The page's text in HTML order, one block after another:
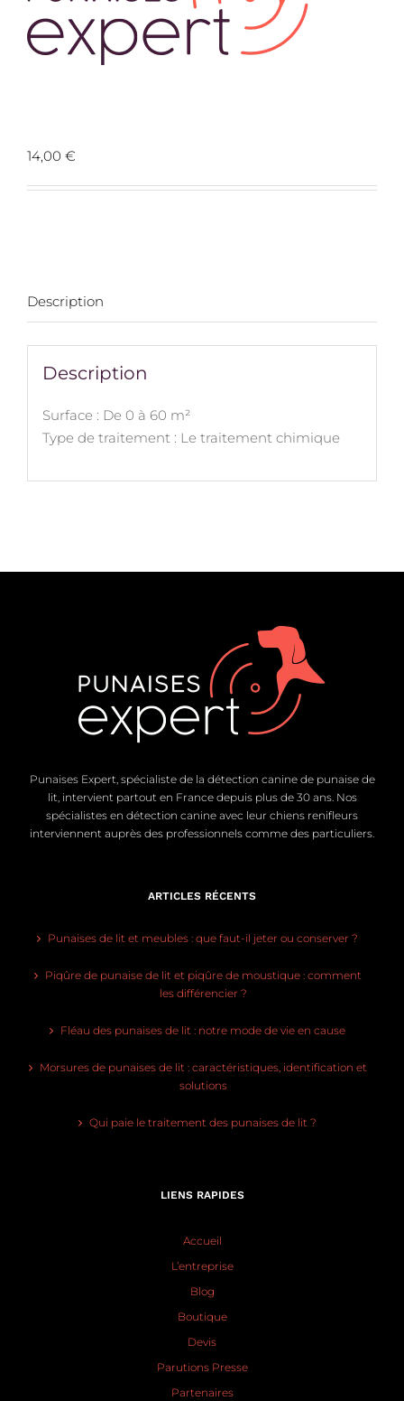
14,00 €
Description
Description
Surface : De 0 à 60 m²
Type de traitement : Le traitement chimique
Punaises Expert, spécialiste de la détection canine de punaise de
lit, intervient partout en France depuis plus de 30 ans. Nos
spécialistes en détection canine avec leur chiens renifleurs
interviennent auprès des professionnels comme des particuliers.
ARTICLES RÉCENTS
Punaises de lit et meubles : que faut-il jeter ou conserver ?
Piqûre de punaise de lit et piqûre de moustique : comment
les différencier ?
Fléau des punaises de lit : notre mode de vie en cause
Morsures de punaises de lit : caractéristiques, identification et
solutions
Qui paie le traitement des punaises de lit ?
LIENS RAPIDES
Accueil
L’entreprise
Blog
Boutique
Devis
Parutions Presse
Partenaires